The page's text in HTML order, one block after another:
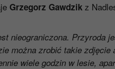
Grzegorz Gawdzikz
nieograniczona. Przyroda
można zrobić takie zdjęcie
wiele godzin w lesie,